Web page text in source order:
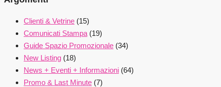
Clienti & Vetrine (15)
Comunicati Stampa (19)
Guide Spazio Promozionale (34)
New Listing (18)
News + Eventi + Informazioni (64)
Promo & Last Minute (7)